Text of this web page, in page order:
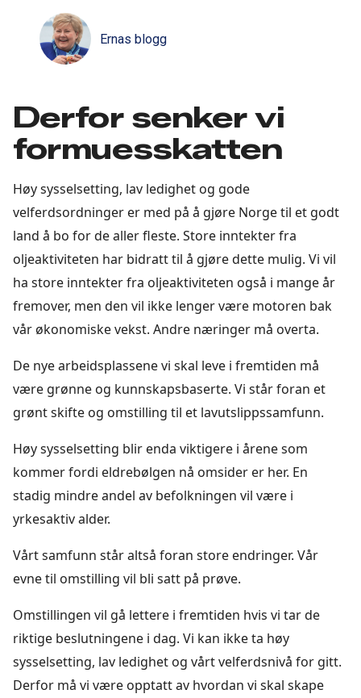
Ernas blogg
Derfor senker vi
formuesskatten
Høy sysselsetting, lav ledighet og gode
velferdsordninger er med på å gjøre Norge til et godt
land å bo for de aller fleste. Store inntekter fra
oljeaktiviteten har bidratt til å gjøre dette mulig. Vi vil
ha store inntekter fra oljeaktiviteten også i mange år
fremover, men den vil ikke lenger være motoren bak
vår økonomiske vekst. Andre næringer må overta.
De nye arbeidsplassene vi skal leve i fremtiden må
være grønne og kunnskapsbaserte. Vi står foran et
grønt skifte og omstilling til et lavutslippssamfunn.
Høy sysselsetting blir enda viktigere i årene som
kommer fordi eldrebølgen nå omsider er her. En
stadig mindre andel av befolkningen vil være i
yrkesaktiv alder.
Vårt samfunn står altså foran store endringer. Vår
evne til omstilling vil bli satt på prøve.
Omstillingen vil gå lettere i fremtiden hvis vi tar de
riktige beslutningene i dag. Vi kan ikke ta høy
sysselsetting, lav ledighet og vårt velferdsnivå for gitt.
Derfor må vi være opptatt av hvordan vi skal skape